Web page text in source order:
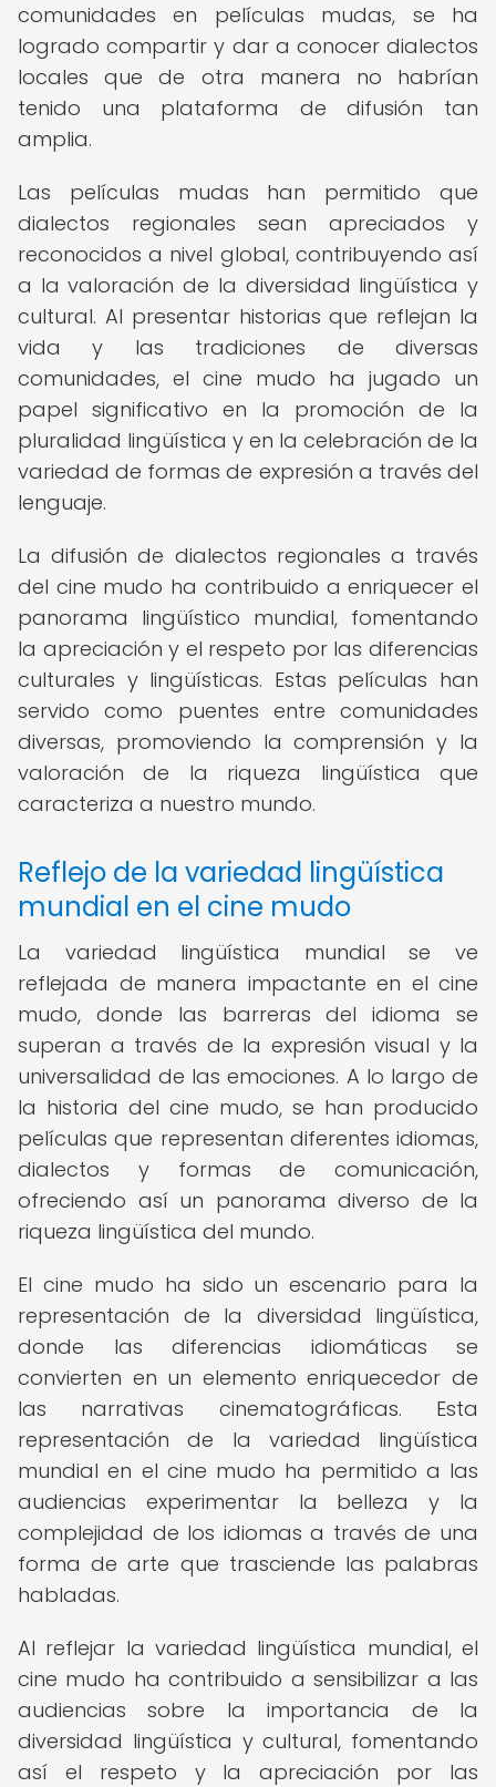
comunidades en películas mudas, se ha
logrado compartir y dar a conocer dialectos
locales que de otra manera no habrían
tenido una plataforma de difusión tan
amplia.
Las películas mudas han permitido que
dialectos regionales sean apreciados y
reconocidos a nivel global, contribuyendo así
a la valoración de la diversidad lingüística y
cultural. Al presentar historias que reflejan la
vida y las tradiciones de diversas
comunidades, el cine mudo ha jugado un
papel significativo en la promoción de la
pluralidad lingüística y en la celebración de la
variedad de formas de expresión a través del
lenguaje.
La difusión de dialectos regionales a través
del cine mudo ha contribuido a enriquecer el
panorama lingüístico mundial, fomentando
la apreciación y el respeto por las diferencias
culturales y lingüísticas. Estas películas han
servido como puentes entre comunidades
diversas, promoviendo la comprensión y la
valoración de la riqueza lingüística que
caracteriza a nuestro mundo.
Reflejo de la variedad lingüística
mundial en el cine mudo
La variedad lingüística mundial se ve
reflejada de manera impactante en el cine
mudo, donde las barreras del idioma se
superan a través de la expresión visual y la
universalidad de las emociones. A lo largo de
la historia del cine mudo, se han producido
películas que representan diferentes idiomas,
dialectos y formas de comunicación,
ofreciendo así un panorama diverso de la
riqueza lingüística del mundo.
El cine mudo ha sido un escenario para la
representación de la diversidad lingüística,
donde las diferencias idiomáticas se
convierten en un elemento enriquecedor de
las narrativas cinematográficas. Esta
representación de la variedad lingüística
mundial en el cine mudo ha permitido a las
audiencias experimentar la belleza y la
complejidad de los idiomas a través de una
forma de arte que trasciende las palabras
habladas.
Al reflejar la variedad lingüística mundial, el
cine mudo ha contribuido a sensibilizar a las
audiencias sobre la importancia de la
diversidad lingüística y cultural, fomentando
así el respeto y la apreciación por las